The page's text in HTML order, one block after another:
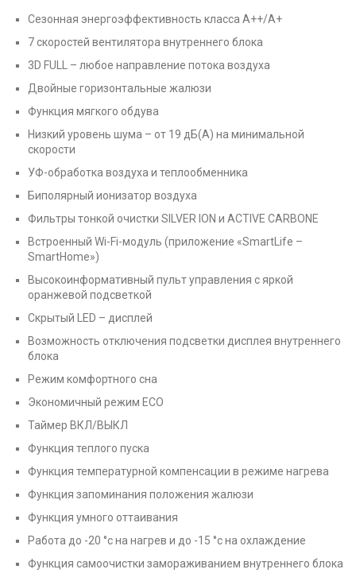
Сезонная энергоэффективность класса А++/A+
7 скоростей вентилятора внутреннего блока
3D FULL – любое направление потока воздуха
Двойные горизонтальные жалюзи
Функция мягкого обдува
Низкий уровень шума – от 19 дБ(А) на минимальной
скорости
УФ-обработка воздуха и теплообменника
Биполярный ионизатор воздуха
Фильтры тонкой очистки SILVER ION и ACTIVE CARBONE
Встроенный Wi-Fi-модуль (приложение «SmartLife –
SmartHome»)
Высокоинформативный пульт управления с яркой
оранжевой подсветкой
Скрытый LED – дисплей
Возможность отключения подсветки дисплея внутреннего
блока
Режим комфортного сна
Экономичный режим ECO
Таймер ВКЛ/ВЫКЛ
Функция теплого пуска
Функция температурной компенсации в режиме нагрева
Функция запоминания положения жалюзи
Функция умного оттаивания
Работа до -20 °c на нагрев и до -15 °c на охлаждение
Функция самоочистки замораживанием внутреннего блока